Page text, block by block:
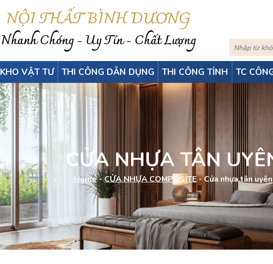
NỘI THẤT BÌNH DƯƠNG
Nhanh Chóng - Uy Tín - Chất Lượng
KHO VẬT TƯ THI CÔNG DÂN DỤNG THI CÔNG TỈNH TC
CỬA NHỰA TÂN
Home-CỬA NHỰA COMPOSITE-Cửa nhựa tân uyên